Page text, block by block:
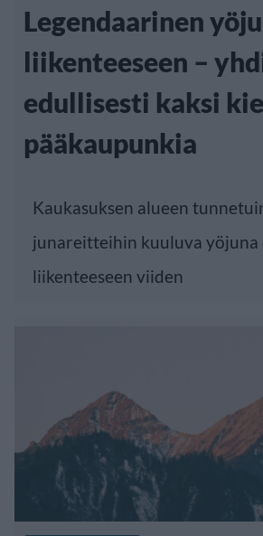
Legendaarinen
liikenteeseen –
edullisesti kaksi
pääkaupunkia
Kaukasuksen alueen
junareitteihin kuuluva yöjuna
liikenteeseen viiden